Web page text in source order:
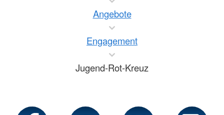
Angebote
Engagement
Jugend-Rot-Kreuz